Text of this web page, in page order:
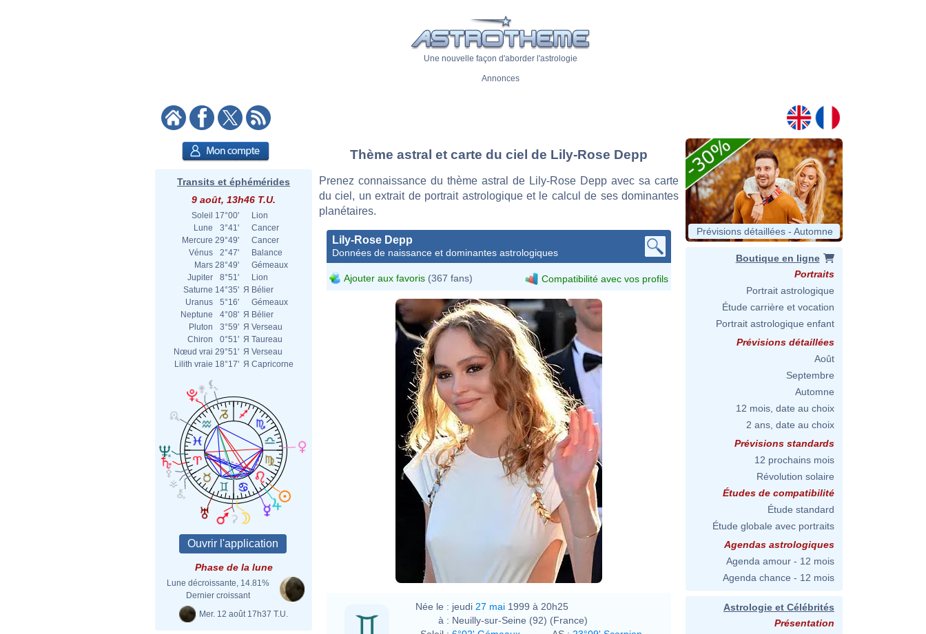
Une nouvelle façon d'aborder l'astrologie
Annonces
Transits et éphémérides
9 août, 13h46 T.U.
Soleil 17°00'
Lion
Lune
3°41'
Cancer
Mercure 29°49'
Cancer
Vénus
2°47'
Balance
Mars 28°49'
Gémeaux
Jupiter
8°51'
Lion
Saturne 14°35' Я Bélier
Uranus
5°16'
Gémeaux
Neptune
4°08' Я Bélier
Pluton
3°59' Я Verseau
Chiron
0°51' Я Taureau
Nœud vrai 29°51' Я Verseau
Lilith vraie 18°17' Я Capricorne
Phase de la lune
Lune décroissante, 14.81%
Dernier croissant
Mer. 12 août 17h37 T.U.
Thème astral et carte du ciel de Lily-Rose Depp
Prenez connaissance du thème astral de Lily-Rose Depp avec sa carte
du ciel, un extrait de portrait astrologique et le calcul de ses dominantes
planétaires.
Lily-Rose Depp
Données de naissance et dominantes astrologiques
Ajouter aux favoris (367 fans) Compatibilité avec vos profils
Née le : jeudi 27 mai 1999 à 20h25
à : Neuilly-sur-Seine (92) (France)
Prévisions détaillées - Automne
Boutique en ligne
Portraits
Portrait astrologique
Étude carrière et vocation
Portrait astrologique enfant
Prévisions détaillées
Août
Septembre
Automne
12 mois, date au choix
2 ans, date au choix
Prévisions standards
12 prochains mois
Révolution solaire
Études de compatibilité
Étude standard
Étude globale avec portraits
Agendas astrologiques
Agenda amour - 12 mois
Agenda chance - 12 mois
Astrologie et Célébrités
Présentation